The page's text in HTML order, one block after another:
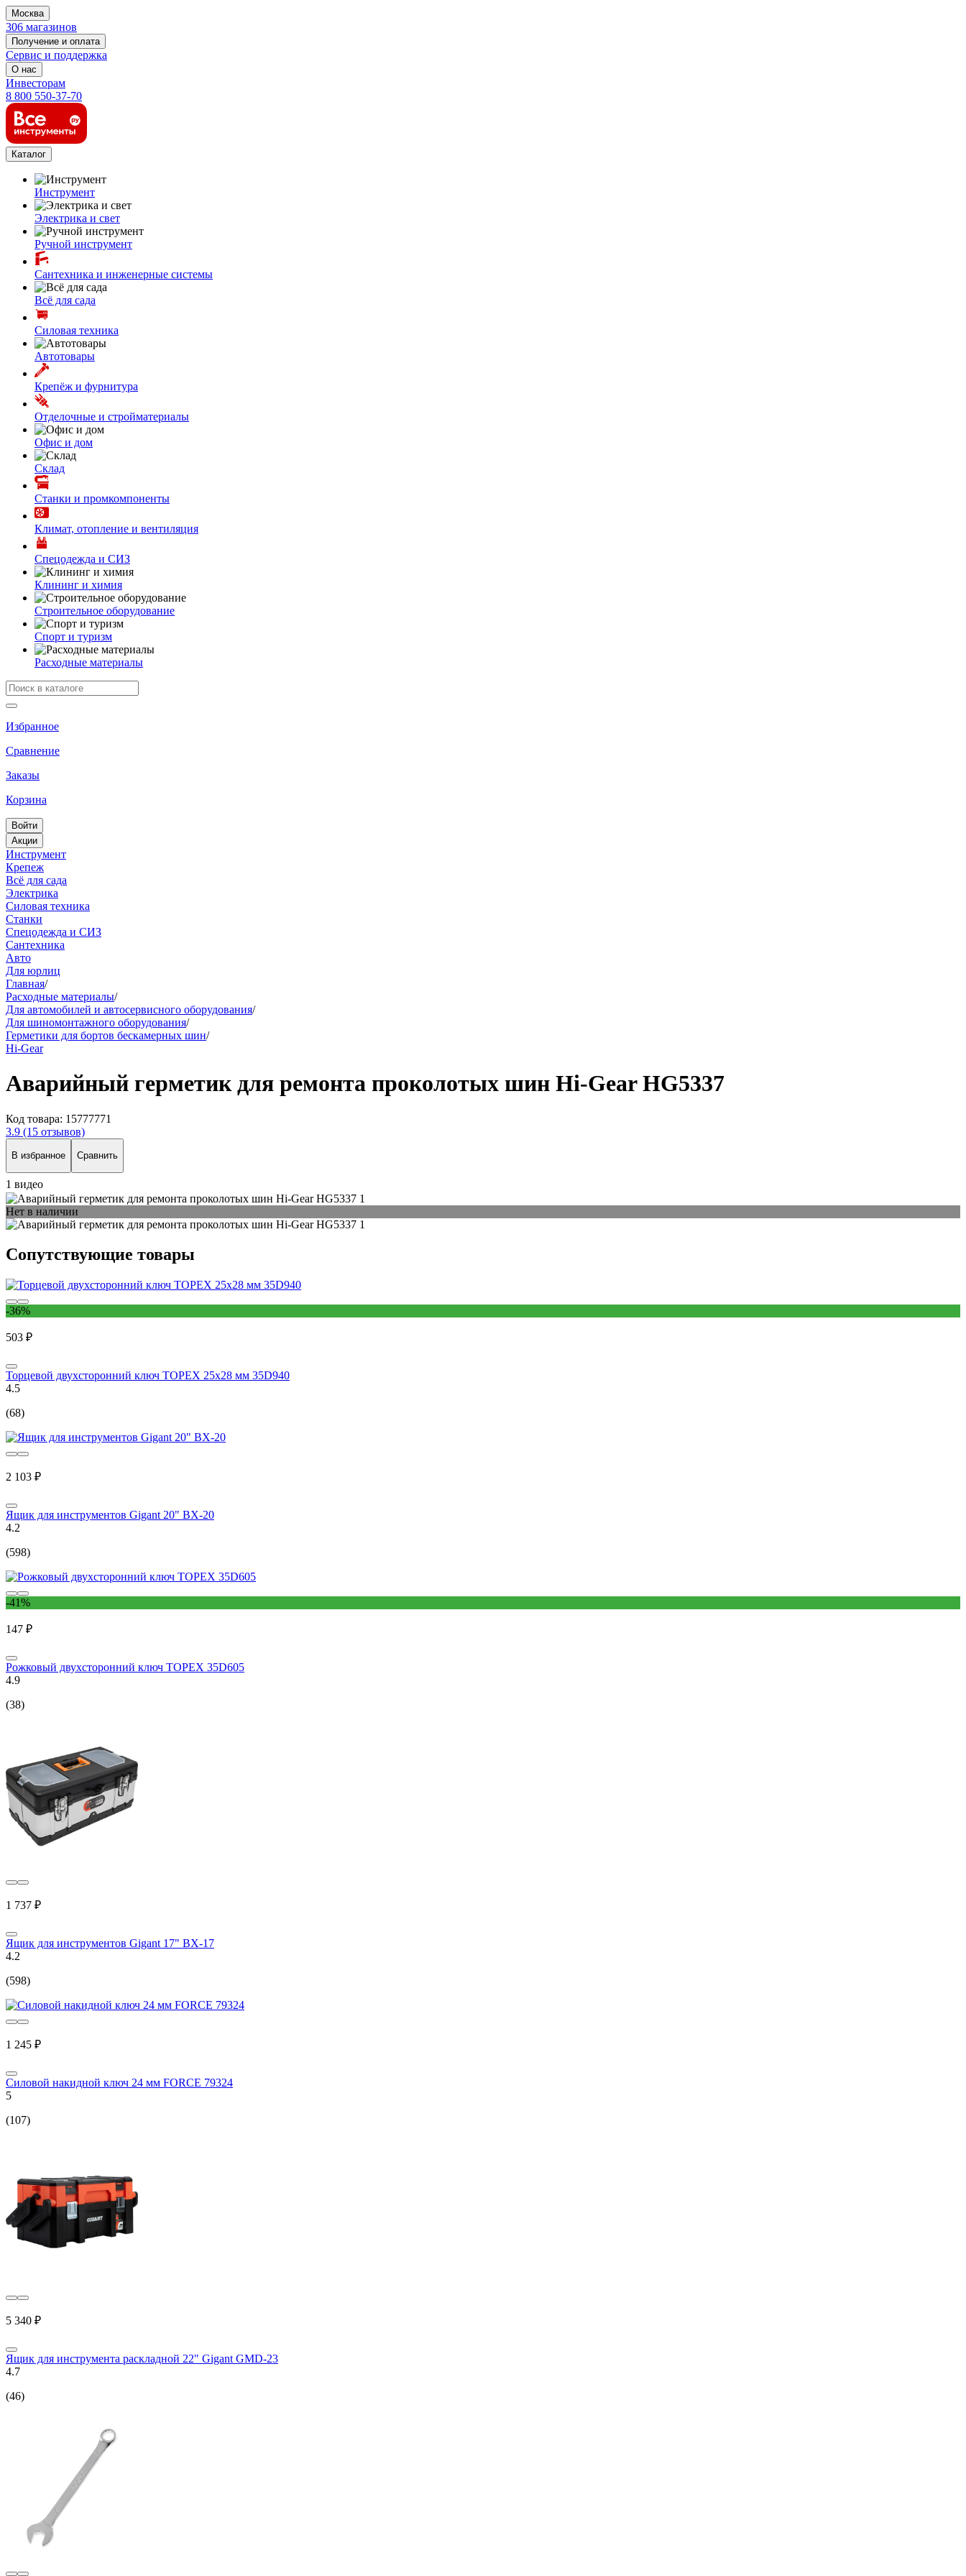
Москва
306 магазинов
Получение и оплата
Сервис и поддержка
О нас
Инвесторам
8 800 550-37-70
Каталог
Инструмент
Электрика и свет
Ручной инструмент
Сантехника и инженерные системы
Всё для сада
Силовая техника
Автотовары
Крепёж и фурнитура
Отделочные и стройматериалы
Офис и дом
Склад
Станки и промкомпоненты
Климат, отопление и вентиляция
Спецодежда и СИЗ
Клининг и химия
Строительное оборудование
Спорт и туризм
Расходные материалы
Избранное
Сравнение
Заказы
Корзина
Войти
Акции
Инструмент
Крепеж
Всё для сада
Электрика
Силовая техника
Станки
Спецодежда и СИЗ
Сантехника
Авто
Для юрлиц
Главная/
Расходные материалы/
Для автомобилей и автосервисного оборудования/
Для шиномонтажного оборудования/
Герметики для бортов бескамерных шин/
Hi-Gear
Аварийный герметик для ремонта проколотых шин Hi-Gear HG5337
Код товара: 15777771
3.9 (15 отзывов)
В избранное Сравнить
1 видео
Нет в наличии
Сопутствующие товары
-36%
503 ₽
Торцевой двухсторонний ключ TOPEX 25x28 мм 35D940
4.5
(68)
2 103 ₽
Ящик для инструментов Gigant 20" BX-20
4.2
(598)
-41%
147 ₽
Рожковый двухсторонний ключ TOPEX 35D605
4.9
(38)
1 737 ₽
Ящик для инструментов Gigant 17" BX-17
4.2
(598)
1 245 ₽
Силовой накидной ключ 24 мм FORCE 79324
5
(107)
5 340 ₽
Ящик для инструмента раскладной 22" Gigant GMD-23
4.7
(46)